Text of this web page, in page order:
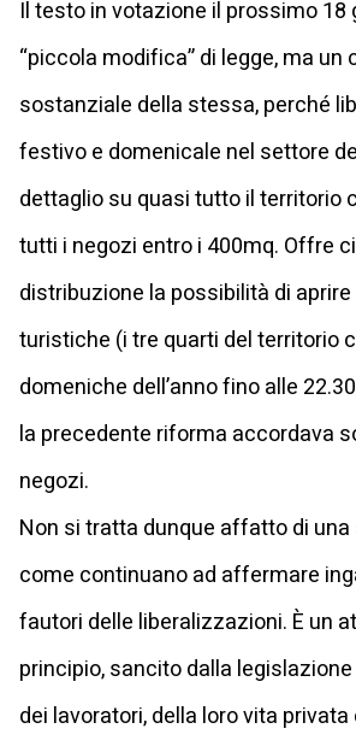
Il testo in votazione il prossimo 18
“piccola modifica” di legge, ma
sostanziale della stessa, perché
festivo e domenicale nel settore
dettaglio su quasi tutto il territorio
tutti i negozi entro i 400mq. Offre
distribuzione la possibilità di
turistiche (i tre quarti del territorio
domeniche dell’anno fino alle
la precedente riforma accordava
negozi.
Non si tratta dunque affatto di
come continuano ad affermare
fautori delle liberalizzazioni. È un
principio, sancito dalla
dei lavoratori, della loro vita